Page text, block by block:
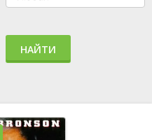
НАЙТИ